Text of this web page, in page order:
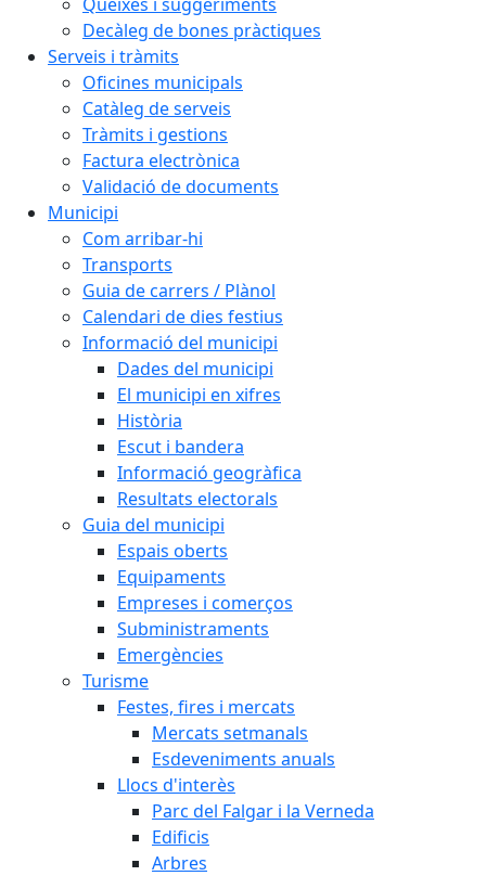
Decàleg de bones pràctiques
Serveis i tràmits
Oficines municipals
Catàleg de serveis
Tràmits i gestions
Factura electrònica
Validació de documents
Municipi
Com arribar-hi
Transports
Guia de carrers / Plànol
Calendari de dies festius
Informació del municipi
Dades del municipi
El municipi en xifres
Història
Escut i bandera
Informació geogràfica
Resultats electorals
Guia del municipi
Espais oberts
Equipaments
Empreses i comerços
Subministraments
Emergències
Turisme
Festes, fires i mercats
Mercats setmanals
Esdeveniments anuals
Llocs d'interès
Parc del Falgar i la Verneda
Edificis
Arbres